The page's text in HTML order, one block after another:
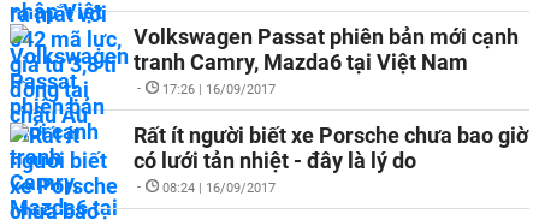
Volkswagen Passat phiên bản mới cạnh
tranh Camry, Mazda6 tại Việt Nam
- 17:26 | 16/09/2017
Rất ít người biết xe Porsche chưa bao giờ
có lưới tản nhiệt - đây là lý do
- 08:24 | 16/09/2017